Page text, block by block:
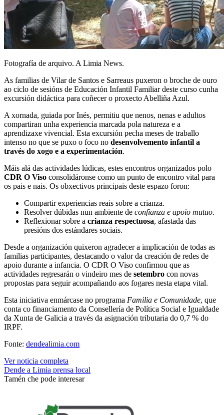
Fotografía de arquivo. A Limia News.
As familias de Vilar de Santos e Sarreaus puxeron o broche de ouro
ao ciclo de sesións de Educación Infantil Familiar deste curso cunha
excursión didáctica para coñecer o proxecto Abelliña Azul.
A xornada, guiada por Inés, permitiu que nenos, nenas e adultos
compartiran unha experiencia marcada pola natureza e a
aprendizaxe vivencial. Esta excursión pecha meses de traballo
intenso no que se puxo o foco no desenvolvemento infantil a
través do xogo e a experimentación.
Máis alá das actividades lúdicas, estes encontros organizados polo
CDR O Viso consolidáronse como un punto de encontro vital para
os pais e nais. Os obxectivos principais deste espazo foron:
Compartir experiencias reais sobre a crianza.
Resolver dúbidas nun ambiente de confianza e apoio mutuo.
Reflexionar sobre a crianza respectuosa, afastada das
presións dos estándares sociais.
Desde a organización quixeron agradecer a implicación de todas as
familias participantes, destacando o valor da creación de redes de
apoio durante a infancia. O CDR O Viso confirmou que as
actividades regresarán o vindeiro mes de setembro con novas
propostas para seguir acompañando aos fogares nesta etapa vital.
Esta iniciativa enmárcase no programa Familia e Comunidade, que
conta co financiamento da Consellería de Política Social e Igualdade
da Xunta de Galicia a través da asignación tributaria do 0,7 % do
IRPF.
Fonte: dendealimia.com
Ver noticia completa
Dende a Limia prensa local
Tamén che pode interesar